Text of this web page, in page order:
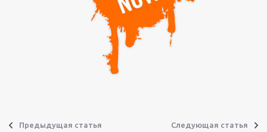
Предыдущая статья Следующая статья